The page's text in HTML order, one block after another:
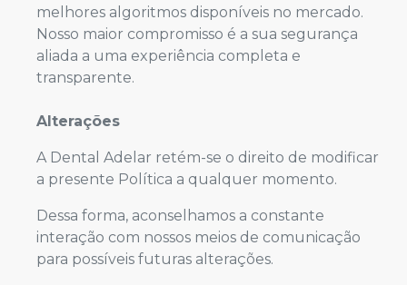
melhores algoritmos disponíveis no mercado.
Nosso maior compromisso é a sua segurança
aliada a uma experiência completa e
transparente.
Alterações
A Dental Adelar retém-se o direito de modificar
a presente Política a qualquer momento.
Dessa forma, aconselhamos a constante
interação com nossos meios de comunicação
para possíveis futuras alterações.